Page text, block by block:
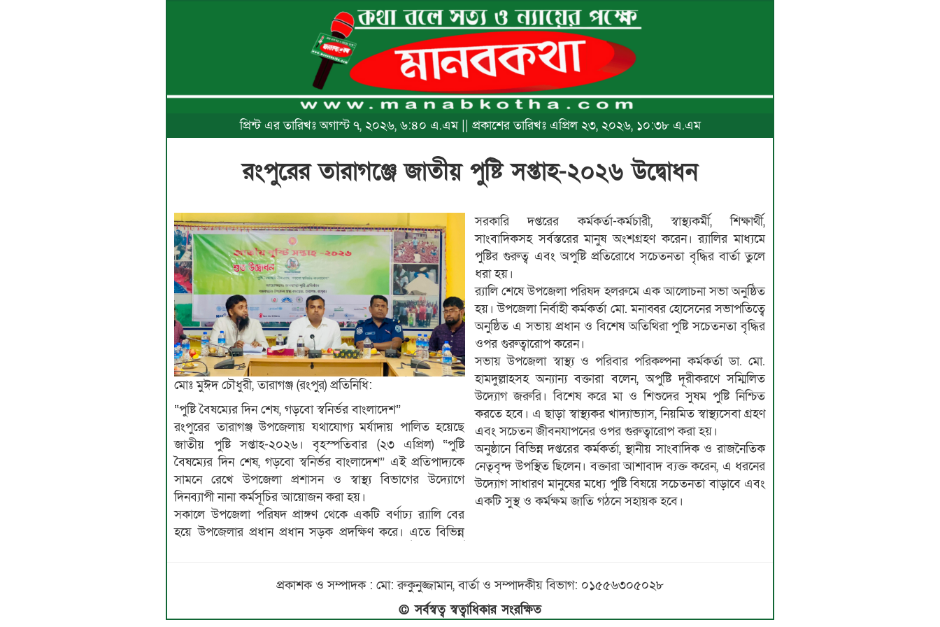
প্রিন্ট এর তারিখঃ অগাস্ট ৭, ২০২৬, ৬:৪০ এ.এম || প্রকাশের তারিখঃ এপ্রিল ২৩, ২০২৬, ১০:৩৮ এ.এম
রংপুরের তারাগঞ্জে জাতীয় পুষ্টি সপ্তাহ-২০২৬ উদ্বোধন
মোঃ মুঈদ চৌধুরী, তারাগঞ্জ (রংপুর) প্রতিনিধি:
“পুষ্টি বৈষম্যের দিন শেষ, গড়বো স্বনির্ভর বাংলাদেশ”
রংপুরের তারাগঞ্জ উপজেলায় যথাযোগ্য মর্যাদায় পালিত হয়েছে
জাতীয় পুষ্টি সপ্তাহ-২০২৬। বৃহস্পতিবার (২৩ এপ্রিল) “পুষ্টি
বৈষম্যের দিন শেষ, গড়বো স্বনির্ভর বাংলাদেশ” এই প্রতিপাদ্যকে
সামনে রেখে উপজেলা প্রশাসন ও স্বাস্থ্য বিভাগের উদ্যোগে
দিনব্যাপী নানা কর্মসূচির আয়োজন করা হয়।
সকালে উপজেলা পরিষদ প্রাঙ্গণ থেকে একটি বর্ণাঢ্য র‍্যালি বের
হয়ে উপজেলার প্রধান প্রধান সড়ক প্রদক্ষিণ করে। এতে বিভিন্ন
সরকারি দপ্তরের কর্মকর্তা-কর্মচারী, স্বাস্থ্যকর্মী, শিক্ষার্থী,
সাংবাদিকসহ সর্বস্তরের মানুষ অংশগ্রহণ করেন। র‍্যালির মাধ্যমে
পুষ্টির গুরুত্ব এবং অপুষ্টি প্রতিরোধে সচেতনতা বৃদ্ধির বার্তা তুলে
ধরা হয়।
র‍্যালি শেষে উপজেলা পরিষদ হলরুমে এক আলোচনা সভা অনুষ্ঠিত
হয়। উপজেলা নির্বাহী কর্মকর্তা মো. মনাব্বর হোসেনের সভাপতিত্বে
অনুষ্ঠিত এ সভায় প্রধান ও বিশেষ অতিথিরা পুষ্টি সচেতনতা বৃদ্ধির
ওপর গুরুত্বারোপ করেন।
সভায় উপজেলা স্বাস্থ্য ও পরিবার পরিকল্পনা কর্মকর্তা ডা. মো.
হামদুল্লাহসহ অন্যান্য বক্তারা বলেন, অপুষ্টি দূরীকরণে সম্মিলিত
উদ্যোগ জরুরি। বিশেষ করে মা ও শিশুদের সুষম পুষ্টি নিশ্চিত
করতে হবে। এ ছাড়া স্বাস্থ্যকর খাদ্যাভ্যাস, নিয়মিত স্বাস্থ্যসেবা গ্রহণ
এবং সচেতন জীবনযাপনের ওপর গুরুত্বারোপ করা হয়।
অনুষ্ঠানে বিভিন্ন দপ্তরের কর্মকর্তা, স্থানীয় সাংবাদিক ও রাজনৈতিক
নেতৃবৃন্দ উপস্থিত ছিলেন। বক্তারা আশাবাদ ব্যক্ত করেন, এ ধরনের
উদ্যোগ সাধারণ মানুষের মধ্যে পুষ্টি বিষয়ে সচেতনতা বাড়াবে এবং
একটি সুস্থ ও কর্মক্ষম জাতি গঠনে সহায়ক হবে।
প্রকাশক ও সম্পাদক : মো: রুকুনুজ্জামান, বার্তা ও সম্পাদকীয় বিভাগ: ০১৫৫৬৩০৫০২৮
© সর্বস্বত্ব স্বত্বাধিকার সংরক্ষিত